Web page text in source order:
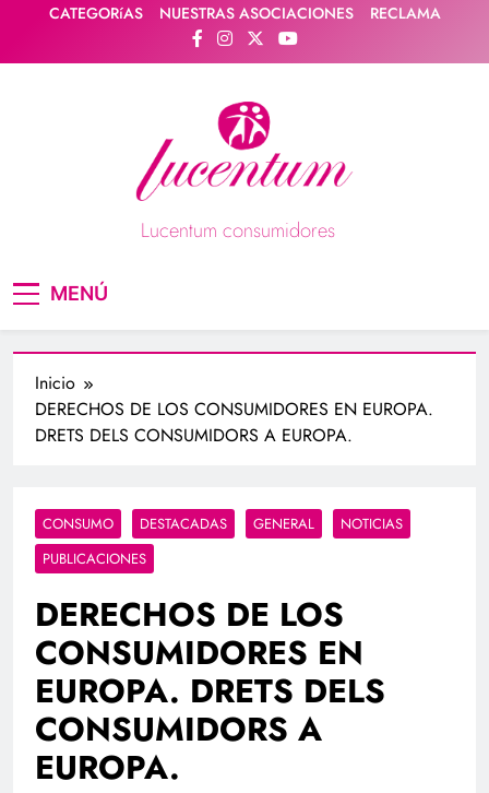
contenido
CATEGORíAS NUESTRAS ASOCIACIONES RECLAMA
Lucentum consumidores
MENÚ
Inicio
DERECHOS DE LOS CONSUMIDORES EN EUROPA.
DRETS DELS CONSUMIDORS A EUROPA.
CONSUMO DESTACADAS GENERAL
NOTICIAS
PUBLICACIONES
DERECHOS DE LOS
CONSUMIDORES EN
EUROPA. DRETS DELS
CONSUMIDORS A
EUROPA.